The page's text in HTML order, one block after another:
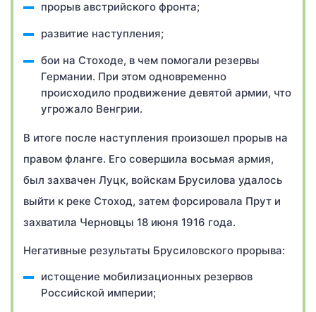
прорыв австрийского фронта;
развитие наступления;
бои на Стоходе, в чем помогали резервы
Германии. При этом одновременно
происходило продвижение девятой армии, что
угрожало Венгрии.
В итоге после наступления произошел прорыв на
правом фланге. Его совершила восьмая армия,
был захвачен Луцк, войскам Брусилова удалось
выйти к реке Стоход, затем форсировала Прут и
захватила Черновцы 18 июня 1916 года.
Негативные результаты Брусиловского прорыва:
истощение мобилизационных резервов
Российской империи;